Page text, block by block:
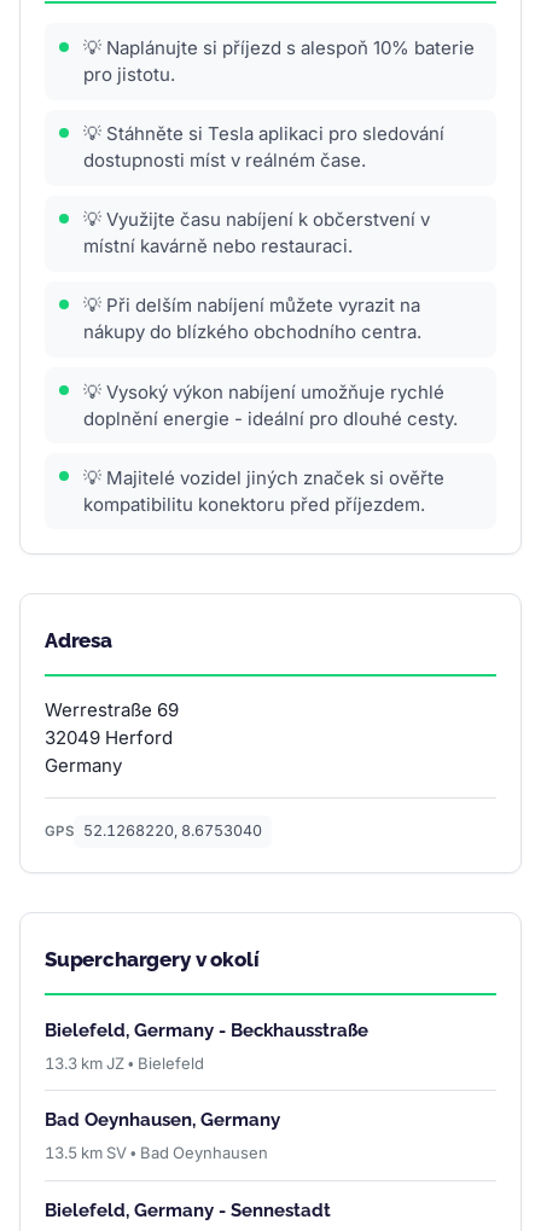
💡 Naplánujte si příjezd s alespoň 10% baterie
pro jistotu.
💡 Stáhněte si Tesla aplikaci pro sledování
dostupnosti míst v reálném čase.
💡 Využijte času nabíjení k občerstvení v
místní kavárně nebo restauraci.
💡 Při delším nabíjení můžete vyrazit na
nákupy do blízkého obchodního centra.
💡 Vysoký výkon nabíjení umožňuje rychlé
doplnění energie - ideální pro dlouhé cesty.
💡 Majitelé vozidel jiných značek si ověřte
kompatibilitu konektoru před příjezdem.
Adresa
Werrestraße 69
32049 Herford
Germany
GPS 52.1268220, 8.6753040
Superchargery v okolí
Bielefeld, Germany - Beckhausstraße
13.3 km JZ • Bielefeld
Bad Oeynhausen, Germany
13.5 km SV • Bad Oeynhausen
Bielefeld, Germany - Sennestadt